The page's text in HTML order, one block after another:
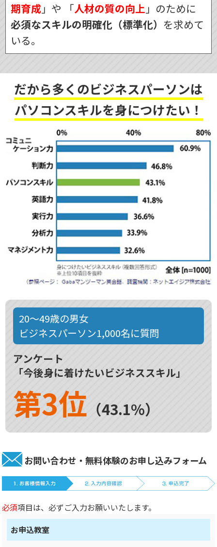
期育成 」や 「人材の質の向上 」のために
必須なスキルの明確化（標準化） を求めて
いる。
だから多くのビジネスパーソンは
パソコンスキルを身につけたい！
20～49歳の男女
ビジネスパーソン1,000名に質問
アンケート
「今後身に着けたいビジネススキル」
第3位 （43.1%）
お問い合わせ・無料体験のお申し込みフォーム
必須項目は、必ずご入力お願いいたします。
お申込教室